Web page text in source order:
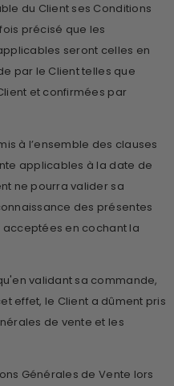
du Client ses Conditions
précisé que les
seront celles en
par le Client telles que
et confirmées par
à l’ensemble des clauses
applicables à la date de
ne pourra valider sa
des présentes
en cochant la
qu'en validant sa commande,
effet, le Client a dûment pris
de vente et les
Générales de Vente lors